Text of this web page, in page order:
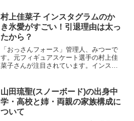
８点でした。ただ、１年もいると慣れて
きますので、帰国後...
村上佳菜子 インスタグラムのか
き氷愛がすごい！引退理由は太っ
たから？
「おっさんフォース」管理人、みつーで
す。元フィギュアスケート選手の村上佳
菜子さんが注目されています。インスタ
部で、「村上佳菜子、ブサイク」なんて
言う人もいますが、一体ど...
山田琉聖(スノーボード)の出身中
学・高校と姉・両親の家族構成に
ついて